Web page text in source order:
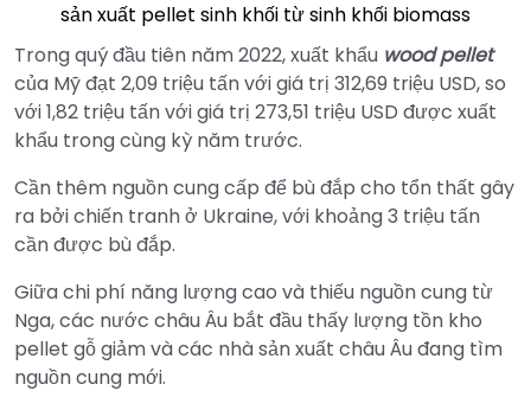
sản xuất pellet sinh khối từ sinh khối biomass
Trong quý đầu tiên năm 2022, xuất khẩu wood pellet
của Mỹ đạt 2,09 triệu tấn với giá trị 312,69 triệu USD, so
với 1,82 triệu tấn với giá trị 273,51 triệu USD được xuất
khẩu trong cùng kỳ năm trước.
Cần thêm nguồn cung cấp để bù đắp cho tổn thất gây
ra bởi chiến tranh ở Ukraine, với khoảng 3 triệu tấn
cần được bù đắp.
Giữa chi phí năng lượng cao và thiếu nguồn cung từ
Nga, các nước châu Âu bắt đầu thấy lượng tồn kho
pellet gỗ giảm và các nhà sản xuất châu Âu đang tìm
nguồn cung mới.